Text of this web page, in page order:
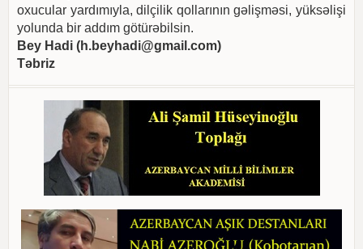
oxucular yardımıyla, dilçilik qollarının gəlişməsi, yüksəlişi
yolunda bir addım götürəbilsin.
Bey Hadi (h.beyhadi@gmail.com)
Təbriz